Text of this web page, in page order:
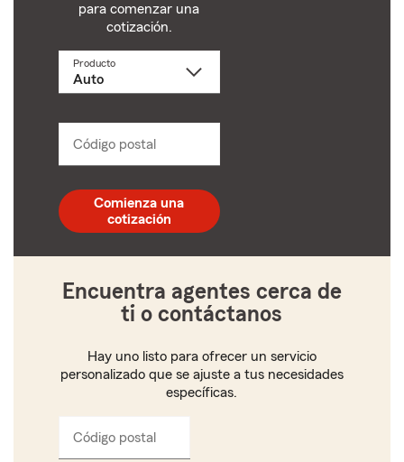
para comenzar una
cotización.
ProductoSelecciona
Código postal
postal
de
5
Comienza una
cotización
Encuentra agentes cerca de
ti o contáctanos
Hay uno listo para ofrecer un servicio
personalizado que se ajuste a tus necesidades
específicas.
Código postal